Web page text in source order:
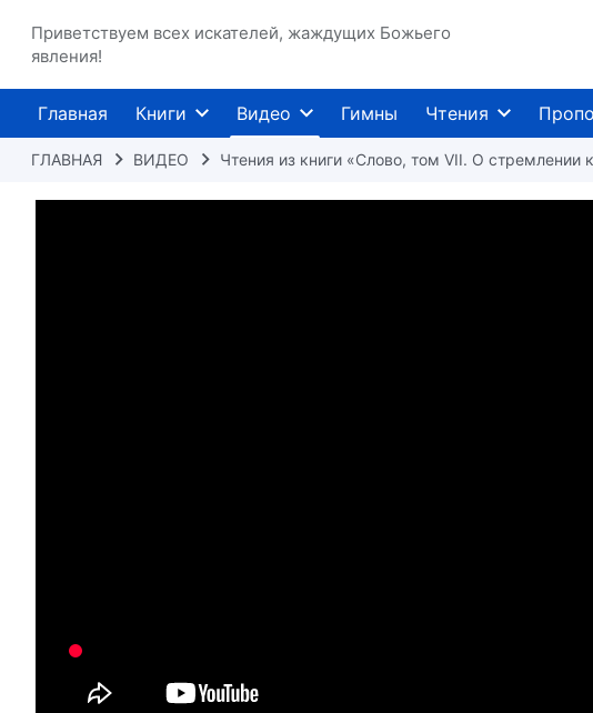
Приветствуем всех искателей, жаждущих Божьего
явления!
Главная Книги Видео Гимны Чтения
ГЛАВНАЯ ВИДЕО Чтения из книги «Слово, том VII. О стремлении